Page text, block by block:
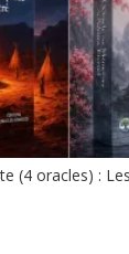
(4 oracles) :